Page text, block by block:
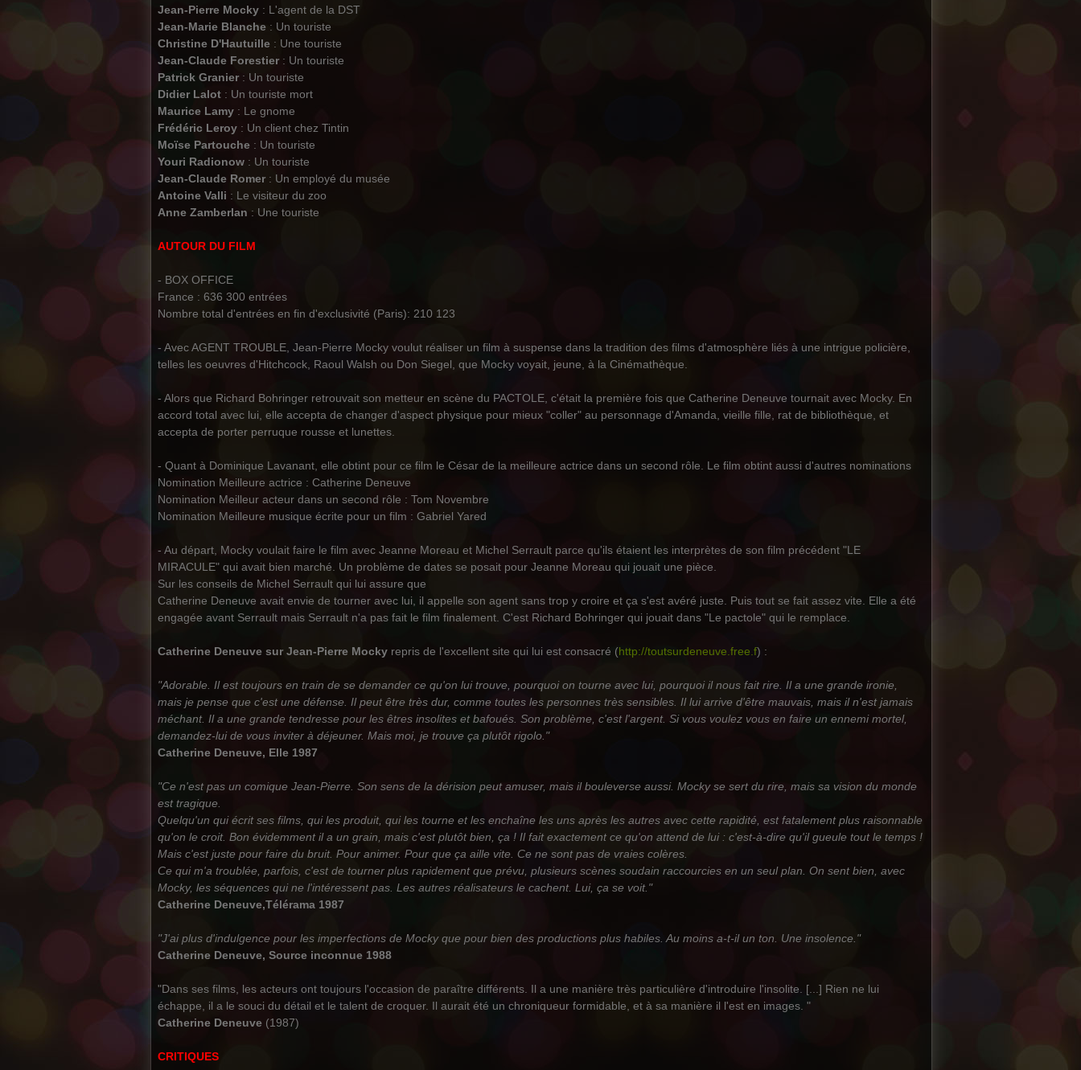
Jean-Pierre Mocky : L'agent de la DST
Jean-Marie Blanche : Un touriste
Christine D'Hautuille : Une touriste
Jean-Claude Forestier: Un touriste
Patrick Granier : Un touriste
Didier Lalot : Un touriste mort
Maurice Lamy : Le gnome
Frédéric Leroy : Un client chez Tintin
Moïse Partouche : Un touriste
Youri Radionow : Un touriste
Jean-Claude Romer : Un employé du musée
Antoine Valli : Le visiteur du zoo
Anne Zamberlan : Une touriste
AUTOUR DU FILM
- BOX OFFICE
France : 636 300 entrées
Nombre total d'entrées en fin d'exclusivité (Paris): 210 123
- Avec AGENT TROUBLE, Jean-Pierre Mocky voulut réaliser un film à suspense dans la tradition des films d'atmosphère liés à une intrigue policière,
telles les oeuvres d'Hitchcock, Raoul Walsh ou Don Siegel, que Mocky voyait, jeune, à la Cinémathèque.
- Alors que Richard Bohringer retrouvait son metteur en scène du PACTOLE, c'était la première fois que Catherine Deneuve tournait avec Mocky. En
accord total avec lui, elle accepta de changer d'aspect physique pour mieux "coller" au personnage d'Amanda, vieille fille, rat de bibliothèque, et
accepta de porter perruque rousse et lunettes.
- Quant à Dominique Lavanant, elle obtint pour ce film le César de la meilleure actrice dans un second rôle. Le film obtint aussi d'autres nominations
Nomination Meilleure actrice : Catherine Deneuve
Nomination Meilleur acteur dans un second rôle : Tom Novembre
Nomination Meilleure musique écrite pour un film : Gabriel Yared
- Au départ, Mocky voulait faire le film avec Jeanne Moreau et Michel Serrault parce qu'ils étaient les interprètes de son film précédent "LE
MIRACULE" qui avait bien marché. Un problème de dates se posait pour Jeanne Moreau qui jouait une pièce.
Sur les conseils de Michel Serrault qui lui assure que
Catherine Deneuve avait envie de tourner avec lui, il appelle son agent sans trop y croire et ça s'est avéré juste. Puis tout se fait assez vite. Elle a été
engagée avant Serrault mais Serrault n'a pas fait le film finalement. C'est Richard Bohringer qui jouait dans "Le pactole" qui le remplace.
Catherine Deneuve sur Jean-Pierre Mocky repris de l'excellent site qui lui est consacré (http://toutsurdeneuve.free.f) :
"Adorable. Il est toujours en train de se demander ce qu'on lui trouve, pourquoi on tourne avec lui, pourquoi il nous fait rire. Il a une grande ironie,
mais je pense que c'est une défense. Il peut être très dur, comme toutes les personnes très sensibles. Il lui arrive d'être mauvais, mais il n'est jamais
méchant. Il a une grande tendresse pour les êtres insolites et bafoués. Son problème, c'est l'argent. Si vous voulez vous en faire un ennemi mortel,
demandez-lui de vous inviter à déjeuner. Mais moi, je trouve ça plutôt rigolo."
Catherine Deneuve, Elle 1987
"Ce n'est pas un comique Jean-Pierre. Son sens de la dérision peut amuser, mais il bouleverse aussi. Mocky se sert du rire, mais sa vision du monde
est tragique.
Quelqu'un qui écrit ses films, qui les produit, qui les tourne et les enchaîne les uns après les autres avec cette rapidité, est fatalement plus raisonnable
qu'on le croit. Bon évidemment il a un grain, mais c'est plutôt bien, ça ! Il fait exactement ce qu'on attend de lui : c'est-à-dire qu'il gueule tout le temps !
Mais c'est juste pour faire du bruit. Pour animer. Pour que ça aille vite. Ce ne sont pas de vraies colères.
Ce qui m'a troublée, parfois, c'est de tourner plus rapidement que prévu, plusieurs scènes soudain raccourcies en un seul plan. On sent bien, avec
Mocky, les séquences qui ne l'intéressent pas. Les autres réalisateurs le cachent. Lui, ça se voit."
Catherine Deneuve,Télérama 1987
"J'ai plus d'indulgence pour les imperfections de Mocky que pour bien des productions plus habiles. Au moins a-t-il un ton. Une insolence."
Catherine Deneuve, Source inconnue 1988
"Dans ses films, les acteurs ont toujours l'occasion de paraître différents. Il a une manière très particulière d'introduire l'insolite. [...] Rien ne lui
échappe, il a le souci du détail et le talent de croquer. Il aurait été un chroniqueur formidable, et à sa manière il l'est en images. "
Catherine Deneuve (1987)
CRITIQUES